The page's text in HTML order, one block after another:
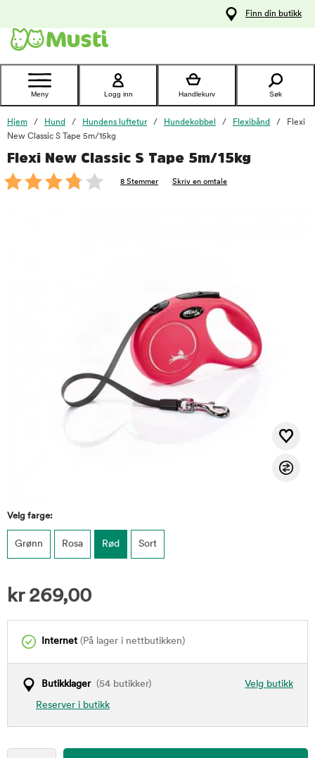
Kontakt
kundeservice
Finn din butikk
Meny Logg inn Handlekurv Søk
Hjem Hund Hundens luftetur Hundekobbel Flexibånd
Flexi
New Classic S Tape 5m/15kg
Flexi New Classic S Tape 5m/15kg
8 Stemmer Skriv en omtale
Velg farge:
Grønn Rosa Rød Sort
kr 269,00
Internet (På lager i nettbutikken)
Velg butikk
Butikklager(54 butikker)
Reserver i butikk
foo